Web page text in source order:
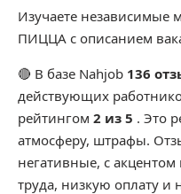
Изучаете независимые
ПИЦЦА с описанием
🔴 В базе Nahjob 136
действующих
рейтингом 2 из 5 . Это
атмосферу, штрафы.
негативные, с
труда, низкую оплату и